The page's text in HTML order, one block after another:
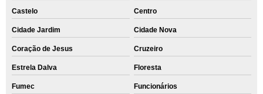
Castelo Centro
Cidade Jardim Cidade Nova
Coração de Jesus Cruzeiro
Estrela Dalva Floresta
Fumec Funcionários